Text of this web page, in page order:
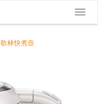
Toggle
歌林快煮壺